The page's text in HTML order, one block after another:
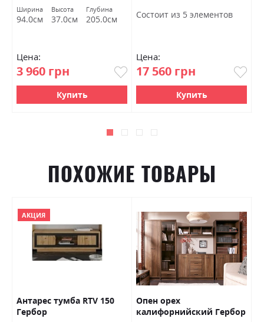
Ширина
94.0см
Высота
37.0см
Глубина
205.0см
Цена:
3 960 грн
Купить
Состоит из 5 элементов
Цена:
17 560 грн
Купить
ПОХОЖИЕ ТОВАРЫ
АКЦИЯ
Антарес тумба RTV 150
Гербор
Опен орех
калифорнийский Гербор